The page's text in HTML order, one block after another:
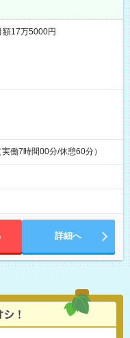
17万5000円
働7時間00分/休憩60分）
詳細へ